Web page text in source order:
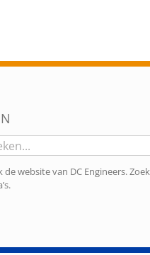
de website van DC Engineers.